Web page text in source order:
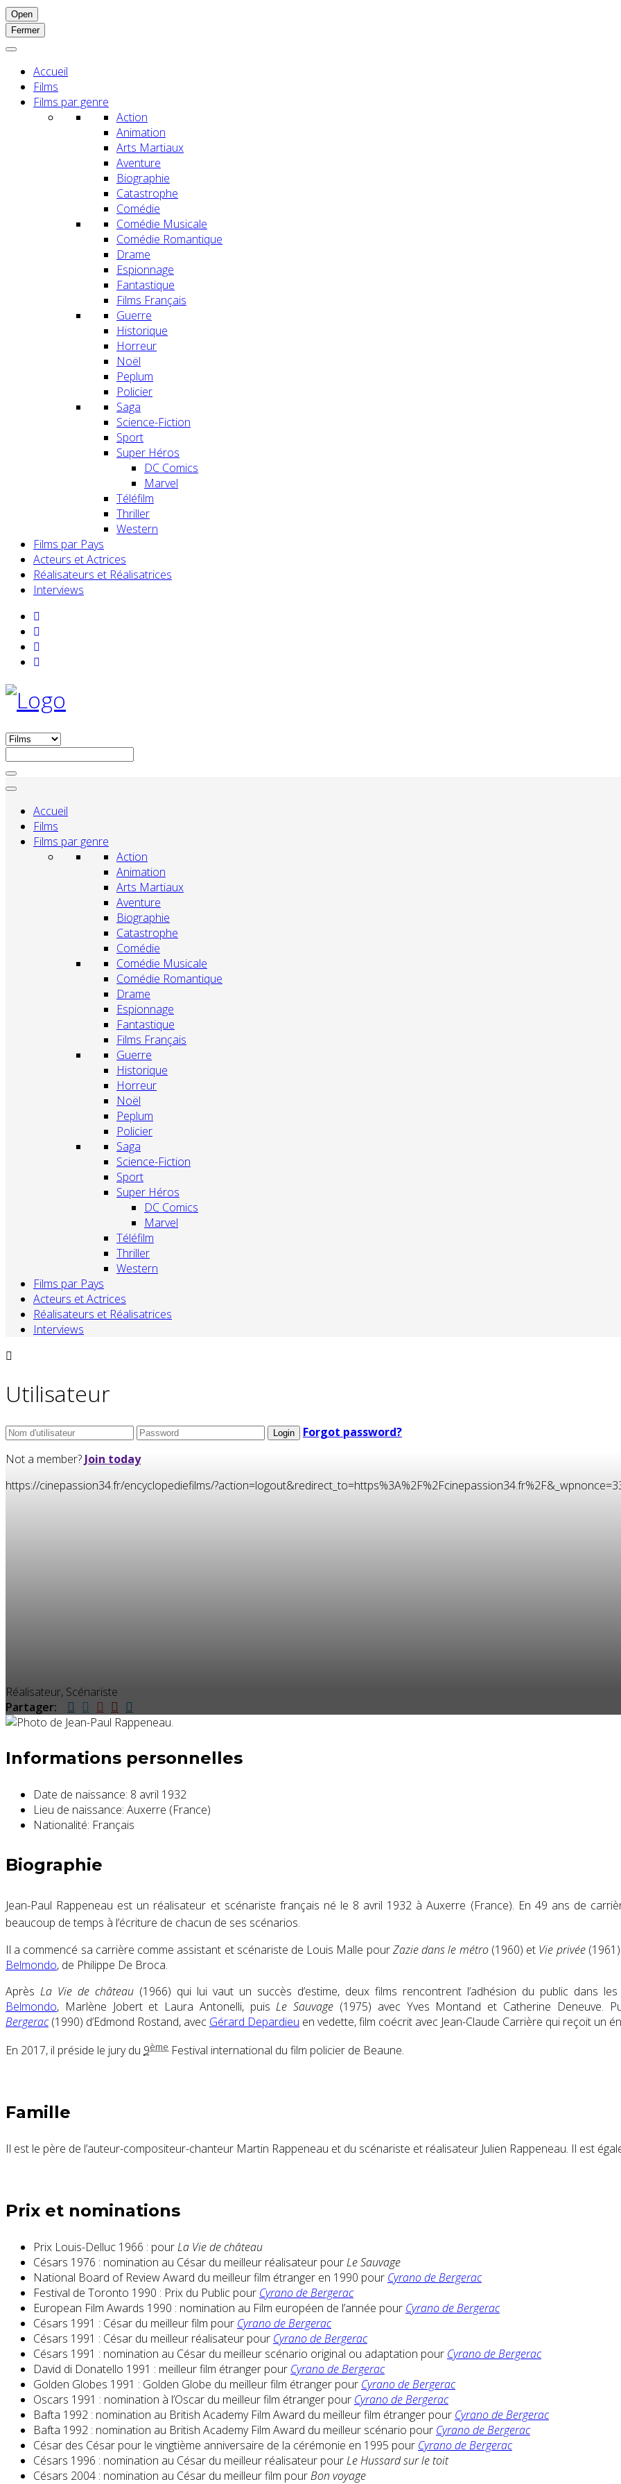
Open
Fermer
Accueil
Films
Films par genre
Action
Animation
Arts Martiaux
Aventure
Biographie
Catastrophe
Comédie
Comédie Musicale
Comédie Romantique
Drame
Espionnage
Fantastique
Films Français
Guerre
Historique
Horreur
Noël
Peplum
Policier
Saga
Science-Fiction
Sport
Super Héros
DC Comics
Marvel
Téléfilm
Thriller
Western
Films par Pays
Acteurs et Actrices
Réalisateurs et Réalisatrices
Interviews
Accueil
Films
Films par genre
Action
Animation
Arts Martiaux
Aventure
Biographie
Catastrophe
Comédie
Comédie Musicale
Comédie Romantique
Drame
Espionnage
Fantastique
Films Français
Guerre
Historique
Horreur
Noël
Peplum
Policier
Saga
Science-Fiction
Sport
Super Héros
DC Comics
Marvel
Téléfilm
Thriller
Western
Films par Pays
Acteurs et Actrices
Réalisateurs et Réalisatrices
Interviews
Utilisateur
Forgot password?
Not a member? Join today
https://cinepassion34.fr/encyclopediefilms/
Réalisateur, Scénariste
Partager:
Informations personnelles
Date de naissance: 8 avril 1932
Lieu de naissance: Auxerre (France)
Nationalité: Français
Biographie
Jean-Paul Rappeneau est un réalisateur et scénariste français né le 8 avril 1932 à Auxerre (France). En 49 ans de
beaucoup de temps à l’écriture de chacun de ses scénarios.
Il a commencé sa carrière comme assistant et scénariste de Louis Malle pourZazie dans le métro(1960) et Vie privée
Belmondo, de Philippe De Broca.
Après La Vie de château (1966) qui lui vaut un succès d’estime, deux films rencontrent l’adhésion du public dans
Belmondo, Marlène Jobert et Laura Antonelli, puisLe Sauvage (1975) avec Yves Montand et Catherine Deneuve.
Bergerac(1990) d’Edmond Rostand, avec Gérard Depardieu en vedette, film coécrit avec Jean-Claude Carrière qui reçoit un
En 2017, il préside le jury du 9ème Festival international du film policier de Beaune.
Famille
Il est le père de l’auteur-compositeur-chanteur Martin Rappeneau et du scénariste et réalisateur Julien Rappeneau. Il est
Prix et nominations
Prix Louis-Delluc 1966 : pourLa Vie de château
Césars 1976 : nomination au César du meilleur réalisateur pourLe Sauvage
National Board of Review Award du meilleur film étranger en 1990 pour Cyrano de Bergerac
Festival de Toronto 1990 : Prix du Public pour Cyrano de Bergerac
European Film Awards 1990 : nomination au Film européen de l’année pour Cyrano de Bergerac
Césars 1991 : César du meilleur film pour Cyrano de Bergerac
Césars 1991 : César du meilleur réalisateur pour Cyrano de Bergerac
Césars 1991 : nomination au César du meilleur scénario original ou adaptation pour Cyrano de Bergerac
David di Donatello 1991 : meilleur film étranger pour Cyrano de Bergerac
Golden Globes 1991 : Golden Globe du meilleur film étranger pour Cyrano de Bergerac
Oscars 1991 : nomination à l’Oscar du meilleur film étranger pour Cyrano de Bergerac
Bafta 1992 : nomination au British Academy Film Award du meilleur film étranger pour Cyrano de Bergerac
Bafta 1992 : nomination au British Academy Film Award du meilleur scénario pour Cyrano de Bergerac
César des César pour le vingtième anniversaire de la cérémonie en 1995 pour Cyrano de Bergerac
Césars 1996 : nomination au César du meilleur réalisateur pourLe Hussard sur le toit
Césars 2004 : nomination au César du meilleur film pourBon voyage